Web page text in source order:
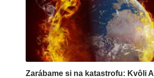
Zarábame si na katastrofu: Kvôli AI